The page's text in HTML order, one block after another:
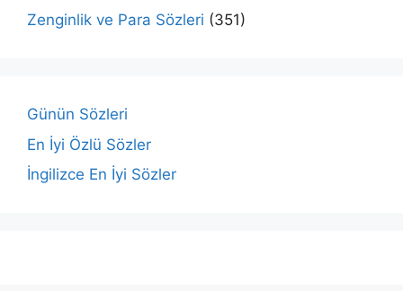
Zenginlik ve Para Sözleri (351)
Günün Sözleri
En İyi Özlü Sözler
İngilizce En İyi Sözler